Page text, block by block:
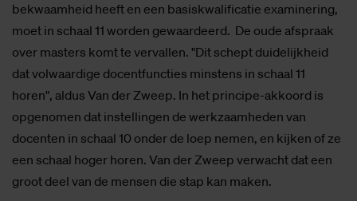
bekwaamheid heeft en een basiskwalificatie examinering,
moet in schaal 11 worden gewaardeerd. De oude afspraak
over masters komt te vervallen. "Dit schept duidelijkheid
dat volwaardige docentfuncties minstens in schaal 11
horen", aldus Van der Zweep. In het principe-akkoord is
opgenomen dat instellingen de werkzaamheden van
docenten in schaal 10 onder de loep nemen, en kijken of ze
een schaal hoger horen. Van der Zweep verwacht dat een
groot deel van de mensen die stap kan maken.